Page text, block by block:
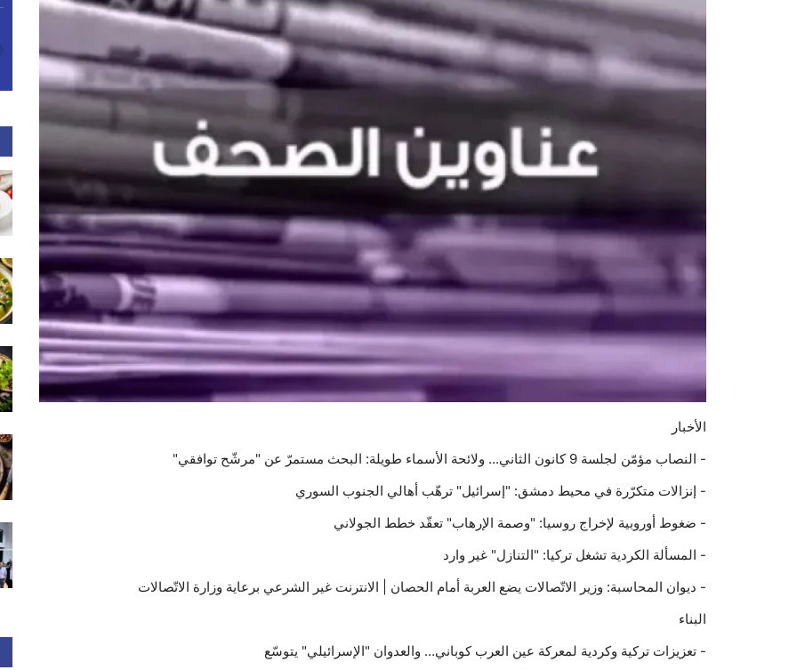
الأخبار
- النصاب مؤمّن لجلسة 9 كانون الثاني... ولائحة الأسماء طويلة: البحث مستمرّ عن "مرشّح توافقي"
- إنزالات متكرّرة في محيط دمشق: "إسرائيل" ترهّب أهالي الجنوب السوري
- ضغوط أوروبية لإخراج روسيا: "وصمة الإرهاب" تعقّد خطط الجولاني
- المسألة الكردية تشغل تركيا: "التنازل" غير وارد
- ديوان المحاسبة: وزير الاتّصالات يضع العربة أمام الحصان | الانترنت غير الشرعي برعاية وزارة الاتّصالات
البناء
- تعزيزات تركية وكردية لمعركة عين العرب كوباني… والعدوان "الإسرائيلي" يتوسّع